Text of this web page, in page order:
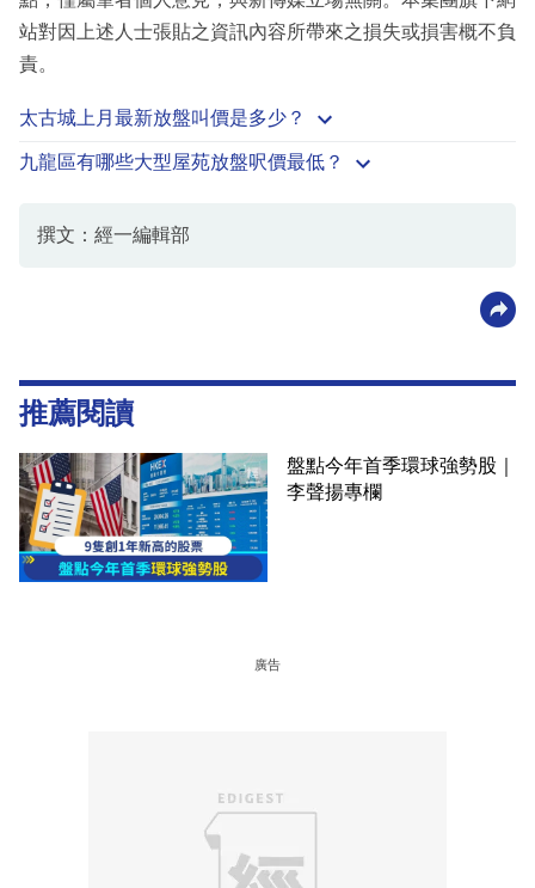
站對因上述人士張貼之資訊內容所帶來之損失或損害概不負
責。
太古城上月最新放盤叫價是多少？
九龍區有哪些大型屋苑放盤呎價最低？
撰文：經一編輯部
推薦閱讀
盤點今年首季環球強勢股｜
李聲揚專欄
廣告